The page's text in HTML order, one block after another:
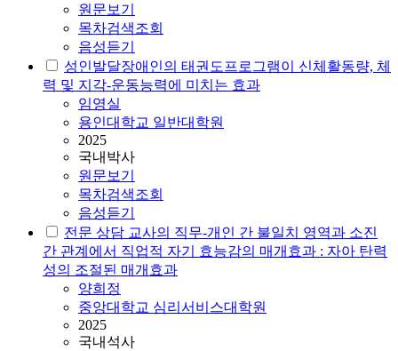
원문보기
목차검색조회
음성듣기
성인발달장애인의 태권도프로그램이 신체활동량, 체
력 및 지각-운동능력에 미치는 효과
임영실
용인대학교 일반대학원
2025
국내박사
원문보기
목차검색조회
음성듣기
전문 상담 교사의 직무-개인 간 불일치 영역과 소진
간 관계에서 직업적 자기 효능감의 매개효과 : 자아 탄력
성의 조절된 매개효과
양희정
중앙대학교 심리서비스대학원
2025
국내석사